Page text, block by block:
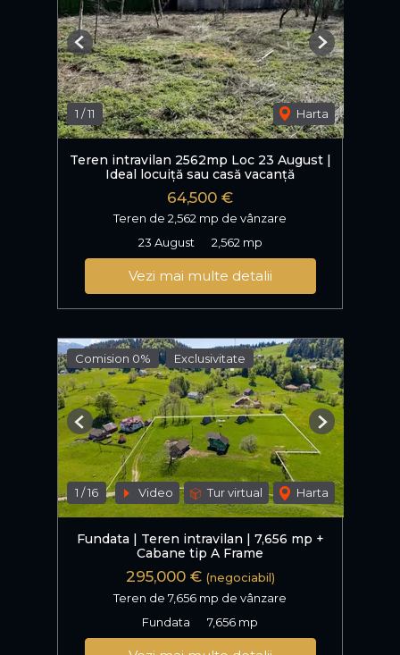
1 /11 Harta
Previous Next
Teren intravilan 2562mp Loc 23 August |
Ideal locuiță sau casă vacanță
64,500 €
Teren de 2,562 mp de vânzare
23 August
2,562 mp
Vezi mai multe detalii
Comision 0% Exclusivitate
1 /16 Video Tur virtual Harta
Previous Next
Fundata | Teren intravilan | 7,656 mp +
Cabane tip A Frame
295,000 € (negociabil)
Teren de 7,656 mp de vânzare
Fundata
7,656 mp